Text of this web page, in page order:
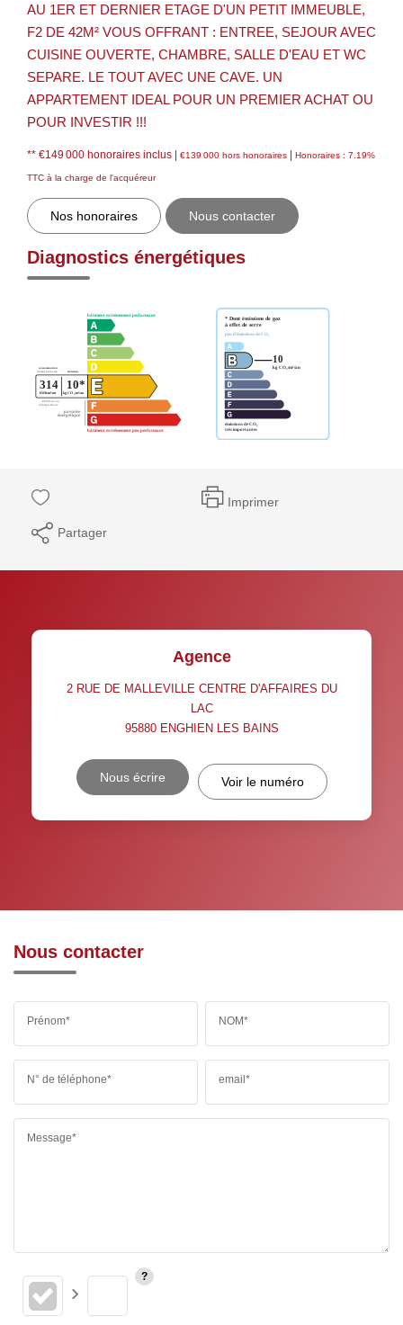
AU 1ER ET DERNIER ETAGE D'UN PETIT IMMEUBLE,
F2 DE 42M² VOUS OFFRANT : ENTREE, SEJOUR AVEC
CUISINE OUVERTE, CHAMBRE, SALLE D'EAU ET WC
SEPARE. LE TOUT AVEC UNE CAVE. UN
APPARTEMENT IDEAL POUR UN PREMIER ACHAT OU
POUR INVESTIR !!!
** €149 000 honoraires inclus | €139 000 hors honoraires | Honoraires : 7.19%
TTC à la charge de l'acquéreur
Nos honoraires Nous contacter
Diagnostics énergétiques
Imprimer
Partager
Agence
2 RUE DE MALLEVILLE CENTRE D'AFFAIRES DU
LAC
95880 ENGHIEN LES BAINS
Nous écrire Voir le numéro
Nous contacter
Prénom* NOM*
N° de téléphone* email*
Message*